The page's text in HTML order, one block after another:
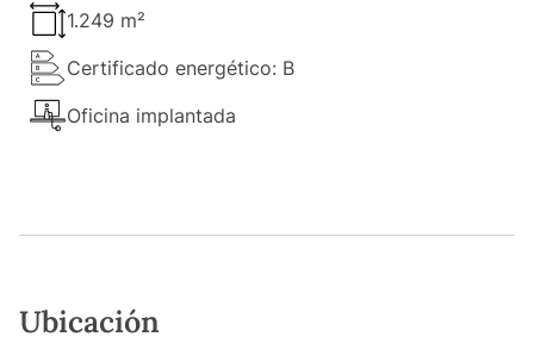
1.249 m²
Certificado energético: B
Oficina implantada
Ubicación